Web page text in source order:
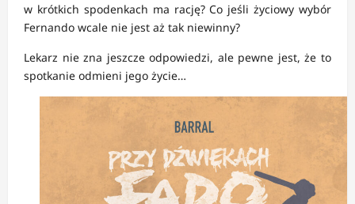
w krótkich spodenkach ma rację? Co jeśli życiowy wybór
Fernando wcale nie jest aż tak niewinny?
Lekarz nie zna jeszcze odpowiedzi, ale pewne jest, że to
spotkanie odmieni jego życie…